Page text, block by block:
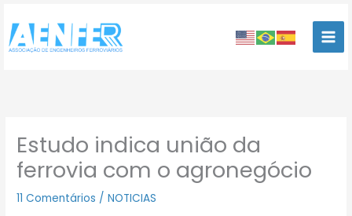
para
conteúdo
Estudo indica união da
ferrovia com o agronegócio
11 Comentários /NOTICIAS